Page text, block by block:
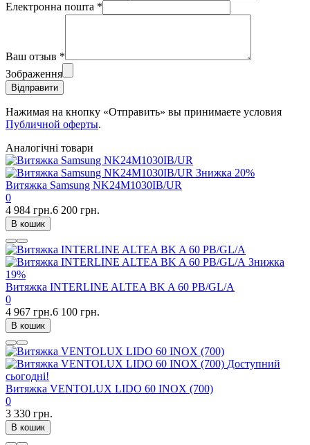
Електронна пошта *
Ваш отзыв *
Зображення
Відправити
Нажимая на кнопку «Отправить» вы принимаете условия
Публичной оферты.
Аналогічні товари
Знижка 20%
Витяжка Samsung NK24M1030IB/UR
0
4 984 грн.6 200 грн.
В кошик
Знижка
19%
Витяжка INTERLINE ALTEA BK A 60 PB/GL/A
0
4 967 грн.6 100 грн.
В кошик
Доступний
сьогодні!
Витяжка VENTOLUX LIDO 60 INOX (700)
0
3 330 грн.
В кошик